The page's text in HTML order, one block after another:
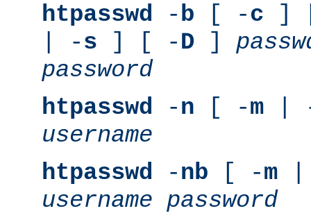
htpasswd -b [ -c ]
| -s ] [ -D ]
password
htpasswd -n [ -m |
username
htpasswd -nb [ -m
username password